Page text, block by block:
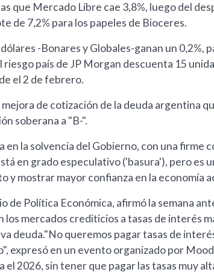
que Mercado Libre cae 3,8%, luego del
de 7,2% para los papeles de Bioceres.
-Bonares y Globales-ganan un 0,2%,
riesgo país de JP Morgan descuenta 15
el 2 de febrero.
de cotización de la deuda argentina
soberana a "B-".
en la solvencia del Gobierno, con una firme
en grado especulativo ('basura'), pero es
y mostrar mayor confianza en la economía
de Política Económica, afirmó la semana
mercados crediticios a tasas de interés
deuda."No queremos pagar tasas de
expresó en un evento organizado por
2026, sin tener que pagar las tasas muy